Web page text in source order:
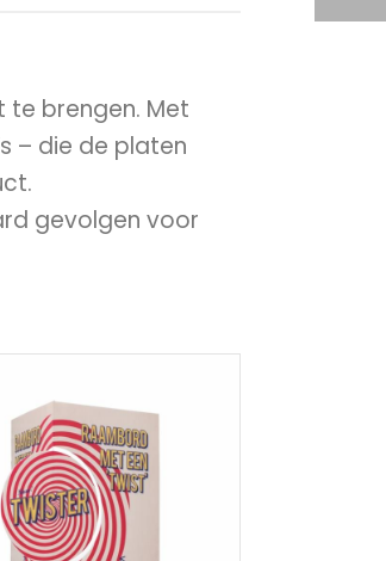
brengen. Met
– die de platen
gevolgen voor